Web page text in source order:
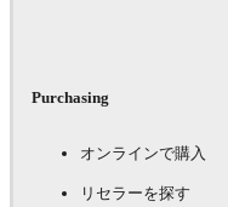
Purchasing
オンラインで購入
リセラーを探す